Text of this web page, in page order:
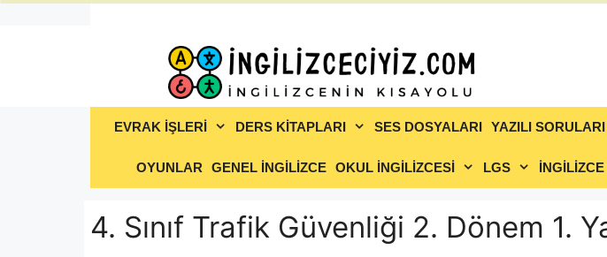
EVRAK İŞLERİ DERS KİTAPLARI SES DOSYALARI YAZILI SORULARI
OYUNLAR GENEL İNGİLİZCE OKUL İNGİLİZCESİ LGS
4. Sınıf Trafik Güvenliği 2. Dönem 1.